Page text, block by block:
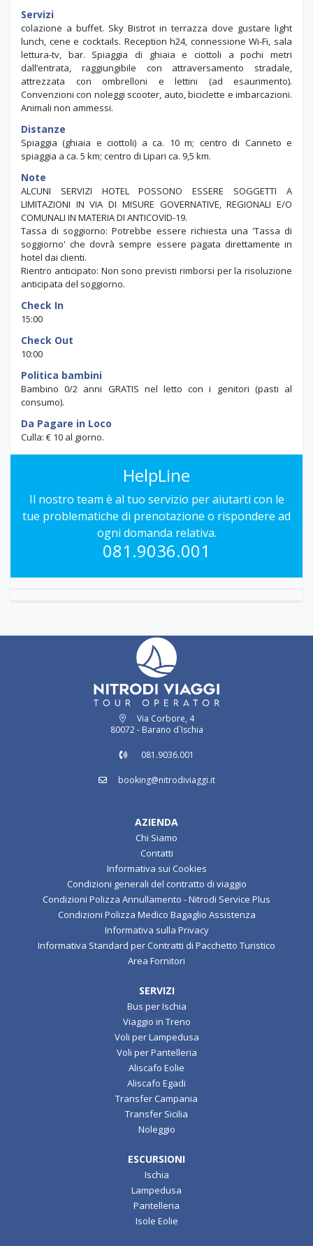
Servizi
colazione a buffet. Sky Bistrot in terrazza dove gustare light
lunch, cene e cocktails. Reception h24, connessione Wi-Fi, sala
lettura-tv, bar. Spiaggia di ghiaia e ciottoli a pochi metri
dall’entrata, raggiungibile con attraversamento stradale,
attrezzata con ombrelloni e lettini (ad esaurimento).
Convenzioni con noleggi scooter, auto, biciclette e imbarcazioni.
Animali non ammessi.
Distanze
Spiaggia (ghiaia e ciottoli) a ca. 10 m; centro di Canneto e
spiaggia a ca. 5 km; centro di Lipari ca. 9,5 km.
Note
ALCUNI SERVIZI HOTEL POSSONO ESSERE SOGGETTI A
LIMITAZIONI IN VIA DI MISURE GOVERNATIVE, REGIONALI E/O
COMUNALI IN MATERIA DI ANTICOVID-19.
Tassa di soggiorno: Potrebbe essere richiesta una 'Tassa di
soggiorno' che dovrà sempre essere pagata direttamente in
hotel dai clienti.
Rientro anticipato: Non sono previsti rimborsi per la risoluzione
anticipata del soggiorno.
Check In
15:00
Check Out
10:00
Politica bambini
Bambino 0/2 anni GRATIS nel letto con i genitori (pasti al
consumo).
Da Pagare in Loco
Culla: € 10 al giorno.
HelpLine
Il nostro team è al tuo servizio per aiutarti con le
tue problematiche di prenotazione o rispondere ad
ogni domanda relativa.
081.9036.001
Via Corbore, 4
80072 - Barano d`Ischia
081.9036.001
booking@nitrodiviaggi.it
AZIENDA
Chi Siamo
Contatti
Informativa sui Cookies
Condizioni generali del contratto di viaggio
Condizioni Polizza Annullamento - Nitrodi Service Plus
Condizioni Polizza Medico Bagaglio Assistenza
Informativa sulla Privacy
Informativa Standard per Contratti di Pacchetto Turistico
Area Fornitori
SERVIZI
Bus per Ischia
Viaggio in Treno
Voli per Lampedusa
Voli per Pantelleria
Aliscafo Eolie
Aliscafo Egadi
Transfer Campania
Transfer Sicilia
Noleggio
ESCURSIONI
Ischia
Lampedusa
Pantelleria
Isole Eolie